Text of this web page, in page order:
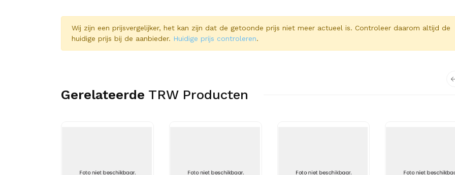
Wij zijn een prijsvergelijker, het kan zijn dat de getoonde prijs niet meer actueel is. Controleer daarom altijd de
huidige prijs bij de aanbieder. Huidige prijs controleren.
Gerelateerde TRW Producten